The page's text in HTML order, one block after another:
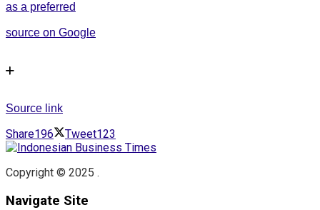
as a preferred
source on Google
Source link
Share196 Tweet123
Copyright © 2025 .
Navigate Site